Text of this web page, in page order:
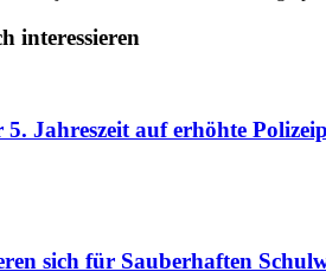
interessieren
5. Jahreszeit auf erhöhte
sich für Sauberhaften